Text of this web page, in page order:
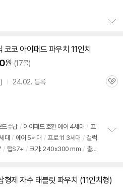
코코 아이패드 파우치 11인치
원 (17몰)
24.02. 등록
관
드수납 / 아이패드호환 에어 4세대 / 프
대 / 에어 5세대 / 프로11 3세대 / 갤럭
/ 탭S7+ / 크기: 240x300 mm / 출시
형제 자수 태블릿 파우치 (11인치형)